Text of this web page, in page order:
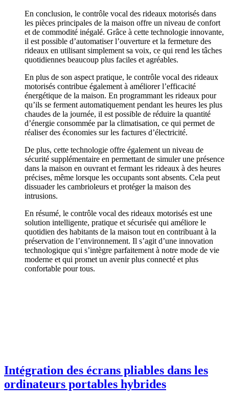
En conclusion, le contrôle vocal des rideaux motorisés dans
les pièces principales de la maison offre un niveau de confort
et de commodité inégalé. Grâce à cette technologie innovante,
il est possible d’automatiser l’ouverture et la fermeture des
rideaux en utilisant simplement sa voix, ce qui rend les tâches
quotidiennes beaucoup plus faciles et agréables.
En plus de son aspect pratique, le contrôle vocal des rideaux
motorisés contribue également à améliorer l’efficacité
énergétique de la maison. En programmant les rideaux pour
qu’ils se ferment automatiquement pendant les heures les plus
chaudes de la journée, il est possible de réduire la quantité
d’énergie consommée par la climatisation, ce qui permet de
réaliser des économies sur les factures d’électricité.
De plus, cette technologie offre également un niveau de
sécurité supplémentaire en permettant de simuler une présence
dans la maison en ouvrant et fermant les rideaux à des heures
précises, même lorsque les occupants sont absents. Cela peut
dissuader les cambrioleurs et protéger la maison des
intrusions.
En résumé, le contrôle vocal des rideaux motorisés est une
solution intelligente, pratique et sécurisée qui améliore le
quotidien des habitants de la maison tout en contribuant à la
préservation de l’environnement. Il s’agit d’une innovation
technologique qui s’intègre parfaitement à notre mode de vie
moderne et qui promet un avenir plus connecté et plus
confortable pour tous.
Intégration des écrans pliables dans les
ordinateurs portables hybrides